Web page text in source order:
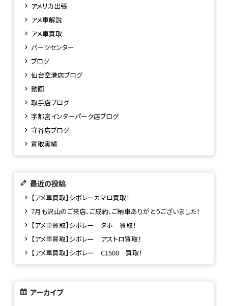
アメリカ出張
アメ車解説
アメ車買取
パーツセンター
ブログ
仙台空港店ブログ
動画
取手店ブログ
宇都宮インターパーク店ブログ
守谷店ブログ
買取実績
最近の投稿
【アメ車買取】シボレーカマロ買取！
7月も沢山のご来店、ご成約、ご納車ありがとうございました！
【アメ車買取】シボレー タホ 買取！
【アメ車買取】シボレー アストロ買取！
【アメ車買取】シボレー C1500 買取！
アーカイブ